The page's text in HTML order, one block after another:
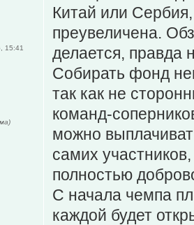
Китай или
преувеличена.
делается, правда
Собирать фонд
так как не
команд-
можно
самих
полностью
С начала чемпа
каждой будет
15:41